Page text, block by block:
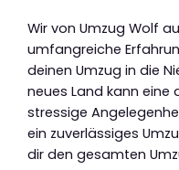
Wir von Umzug Wolf
umfangreiche
deinen Umzug in die
neues Land kann
stressige
ein zuverlässiges
dir den gesamten